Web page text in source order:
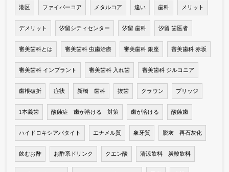
港区 ファイバーコア メタルコア 違い 歯科 メリット
デメリット 汐留シティセンター 汐留 歯科 汐留 歯医者
審美歯科とは 審美歯科 虫歯治療 審美歯科 銀座 審美歯科 赤坂
審美歯科 インプラント 審美歯科 入れ歯 審美歯科 ジルコニア
歯根破折 症状 新橋 歯科 抜歯 クラウン ブリッジ
1本義歯 酸蝕症 歯が溶ける 対策 歯が溶ける 酸蝕歯
ハイドロキシアパタイト エナメル質 象牙質 脱灰 再石灰化
飲むお酢 お酢系ドリンク クエン酸 清涼飲料 炭酸飲料